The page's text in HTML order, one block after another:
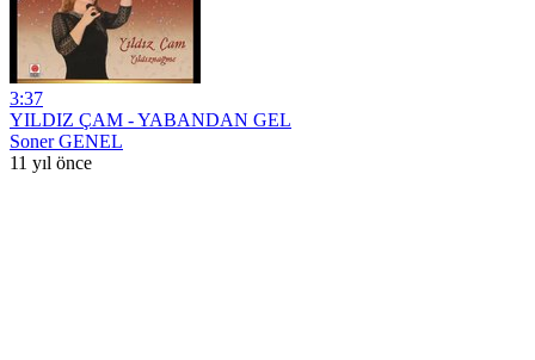
3:37
YILDIZ ÇAM - YABANDAN GEL
Soner GENEL
11 yıl önce